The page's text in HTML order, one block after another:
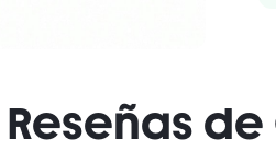
Reseñas